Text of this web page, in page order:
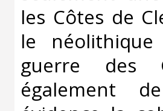
les Côtes de
le
guerre des
également